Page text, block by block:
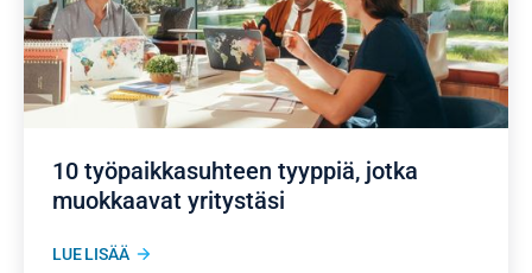
10 työpaikkasuhteen tyyppiä, jotka
muokkaavat yritystäsi
LUE LISÄÄ